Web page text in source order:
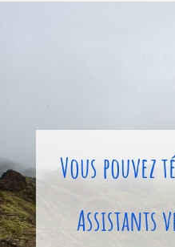
Vous pouvez
Assistants